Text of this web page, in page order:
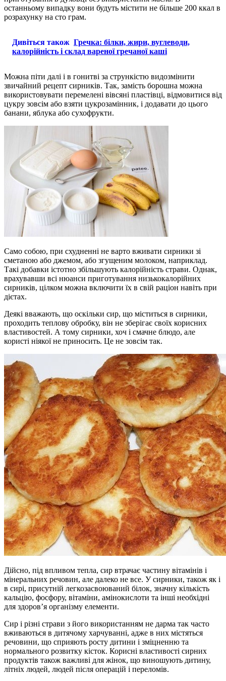
останньому випадку вони будуть містити не більше 200 ккал в
розрахунку на сто грам.
Дивіться також Гречка: білки, жири, вуглеводи,
калорійність і склад вареної гречаної каші
Можна піти далі і в гонитві за стрункістю видозмінити
звичайний рецепт сирників. Так, замість борошна можна
використовувати перемелені вівсяні пластівці, відмовитися від
цукру зовсім або взяти цукрозамінник, і додавати до цього
банани, яблука або сухофрукти.
Само собою, при схудненні не варто вживати сирники зі
сметаною або джемом, або згущеним молоком, наприклад.
Такі добавки істотно збільшують калорійність страви. Однак,
врахувавши всі нюанси приготування низькокалорійних
сирників, цілком можна включити їх в свій раціон навіть при
дієтах.
Деякі вважають, що оскільки сир, що міститься в сирники,
проходить теплову обробку, він не зберігає своїх корисних
властивостей. А тому сирники, хоч і смачне блюдо, але
користі ніякої не приносить. Це не зовсім так.
Дійсно, під впливом тепла, сир втрачає частину вітамінів і
мінеральних речовин, але далеко не все. У сирники, також як і
в сирі, присутній легкозасвоюваний білок, значну кількість
кальцію, фосфору, вітаміни, амінокислоти та інші необхідні
для здоров’я організму елементи.
Сир і різні страви з його використанням не дарма так часто
вживаються в дитячому харчуванні, адже в них містяться
речовини, що сприяють росту дитини і зміцненню та
нормального розвитку кісток. Корисні властивості сирних
продуктів також важливі для жінок, що виношують дитину,
літніх людей, людей після операцій і переломів.